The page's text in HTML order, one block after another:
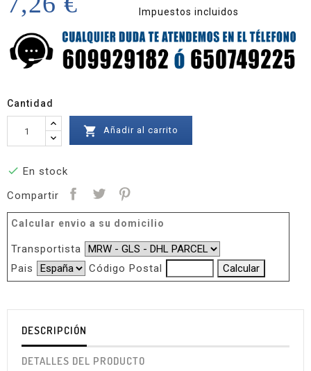
Impuestos incluidos
Cantidad
 Añadir al carrito
 En stock
Compartir
Calcular envio a su domicilio
Transportista
Pais
Código Postal
DESCRIPCIÓN
DETALLES DEL PRODUCTO